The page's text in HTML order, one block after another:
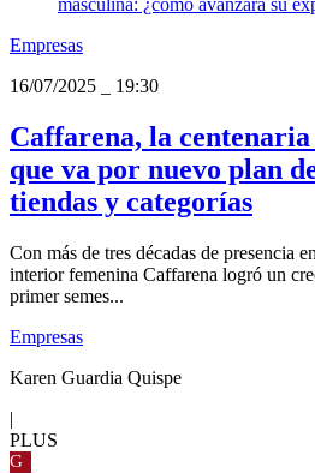
Empresas
16/07/2025
19:30
Caffarena, la
que va por nuevo plan
tiendas y categorías
Con más de tres décadas de presencia
interior femenina Caffarena logró un
primer semes...
Empresas
Karen Guardia Quispe
|
PLUS
G